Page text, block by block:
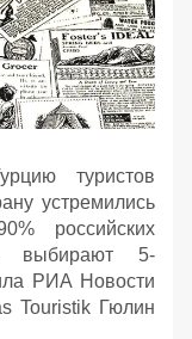
туристов
устремились
российских
выбирают 5-
РИА Новости
Touristik Гюлин